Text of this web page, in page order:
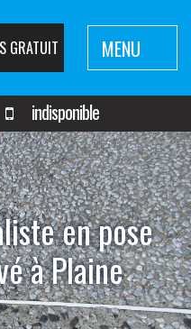
GRATUIT MENU
indisponible
en pose
à Plaine